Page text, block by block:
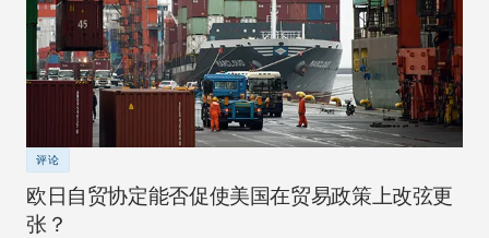
评论
欧日自贸协定能否促使美国在贸易政策上改弦更
张？